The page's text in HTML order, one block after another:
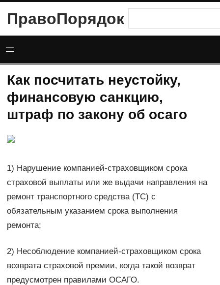
содержимому
ПравоПорядок
Как посчитать неустойку,
финансовую санкцию,
штраф по закону об осаго
1) Нарушение компанией-страховщиком срока
страховой выплаты или же выдачи направления на
ремонт транспортного средства (ТС) с
обязательным указанием срока выполнения
ремонта;
2) Несоблюдение компанией-страховщиком срока
возврата страховой премии, когда такой возврат
предусмотрен правилами ОСАГО.